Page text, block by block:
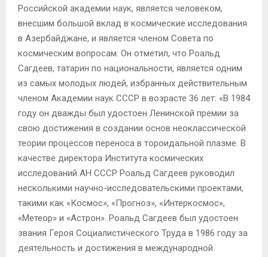
Российской академии наук, является человеком,
внесшим большой вклад в космические исследования
в Азербайджане, и является членом Совета по
космическим вопросам. Он отметил, что Роальд
Сагдеев, татарин по национальности, является одним
из самых молодых людей, избранных действительным
членом Академии наук СССР в возрасте 36 лет: «В 1984
году он дважды был удостоен Ленинской премии за
свою достижения в создании основ неоклассической
теории процессов переноса в тороидальной плазме. В
качестве директора Института космических
исследований АН СССР Роальд Сагдеев руководил
несколькими научно-исследовательскими проектами,
такими как «Космос», «Прогноз», «Интеркосмос»,
«Метеор» и «Астрон». Роальд Сагдеев был удостоен
звания Героя Социалистического Труда в 1986 году за
деятельность и достижения в международной